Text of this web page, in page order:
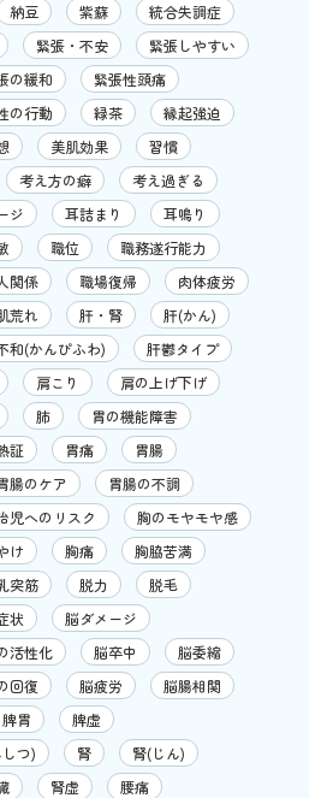
納豆 紫蘇
統合失調症
緊張・不安
緊張しやすい
の緩和
緊張性頭痛
の行動 緑茶
縁起強迫
美肌効果
習慣
考え方の癖
考え過ぎる
ジ 耳詰まり
耳鳴り
職位
職務遂行能力
関係 職場復帰
肉体疲労
荒れ 肝・腎
肝(かん)
和(かんぴふわ)
肝鬱タイプ
肩こり
肩の上げ下げ
肺
胃の機能障害
証 胃痛
胃腸
腸のケア
胃腸の不調
児へのリスク
胸のモヤモヤ感
け 胸痛
胸脇苦満
突筋 脱力
脱毛
状
脳ダメージ
活性化 脳卒中
脳委縮
回復 脳疲労
脳腸相関
脾胃
脾虚
つ)
腎
腎(じん)
腎虚
腰痛